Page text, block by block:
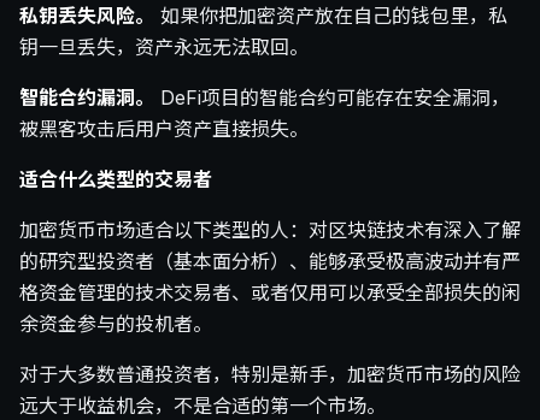
私钥丢失风险。
如果你把加密资产放在自己的钱包里，私
钥一旦丢失，资产永远无法取回。
智能合约漏洞。
DeFi项目的智能合约可能存在安全漏洞，
被黑客攻击后用户资产直接损失。
适合什么类型的交易者
加密货币市场适合以下类型的人：对区块链技术有深入了解
的研究型投资者（基本面分析）、能够承受极高波动并有严
格资金管理的技术交易者、或者仅用可以承受全部损失的闲
余资金参与的投机者。
对于大多数普通投资者，特别是新手，加密货币市场的风险
远大于收益机会，不是合适的第一个市场。